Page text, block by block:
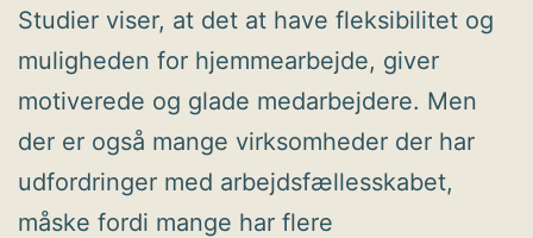
Studier viser, at det at have fleksibilitet og
muligheden for hjemmearbejde, giver
motiverede og glade medarbejdere. Men
der er også mange virksomheder der har
udfordringer med arbejdsfællesskabet,
måske fordi mange har flere